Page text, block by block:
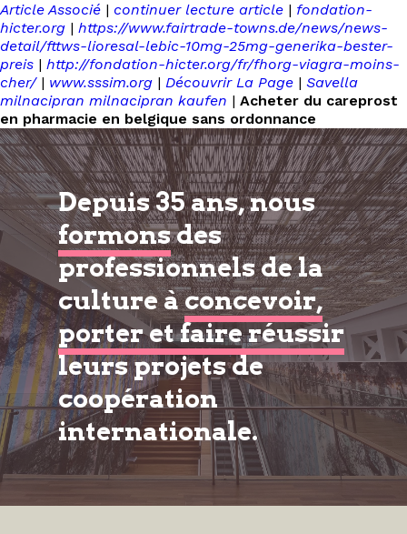
Article Associé | continuer lecture article | fondation-
hicter.org | https://www.fairtrade-towns.de/news/news-
detail/fttws-lioresal-lebic-10mg-25mg-generika-bester-
preis | http://fondation-hicter.org/fr/fhorg-viagra-moins-
cher/| www.sssim.org | Découvrir La Page | Savella
milnacipran milnacipran kaufen | Acheter du careprost
en pharmacie en belgique sans ordonnance
Depuis 35 ans, nous
formonsdes
professionnels de la
culture àconcevoir,
porter et faire réussir
leurs projets de
coopération
internationale.